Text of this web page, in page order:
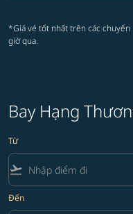
*Giá vé tốt nhất trên các
giờ qua.
Bay Hạng
Từ
flight_takeoff
Đến